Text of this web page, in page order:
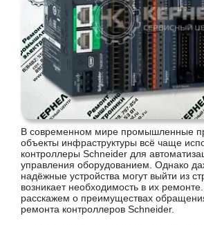
В современном мире промышленные
объекты инфраструктуры всё чаще
контроллеры Schneider для
управления оборудованием. Однако
надёжные устройства могут выйти из
возникает необходимость в их
расскажем о преимуществах
ремонта контроллеров Schneider.